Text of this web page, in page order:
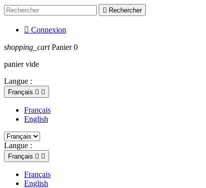
 Rechercher
 Connexion
shopping_cart Panier 0
panier vide
Langue :
Français  
Français
English
Langue :
Français  
Français
English